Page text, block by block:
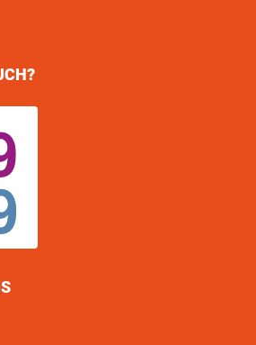
Facebook
us on Twitter